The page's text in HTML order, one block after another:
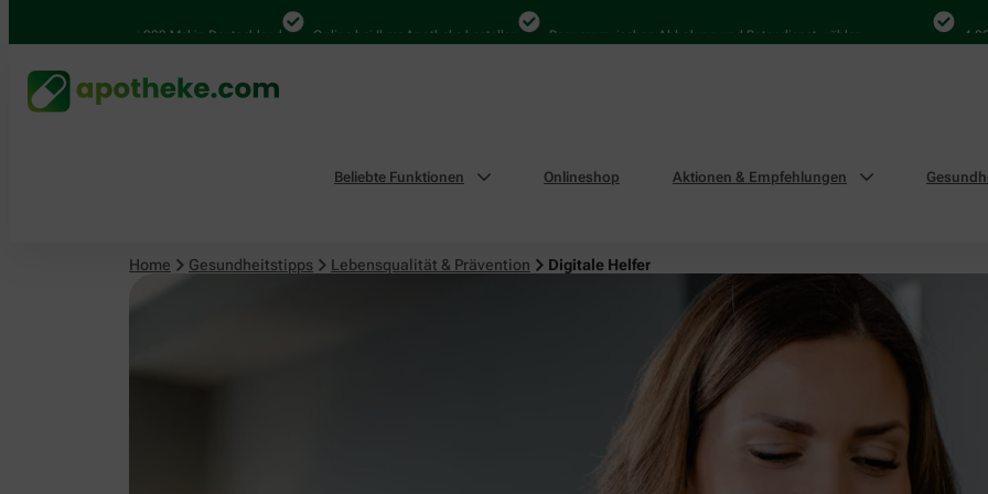
4.000 Mal in Deutschland Online bei Ihrer Apotheke bestellen Bequem zwischen Abholung und Botendienst wählen 4.000
Beliebte Funktionen Onlineshop Aktionen & Empfehlungen
Home Gesundheitstipps Lebensqualität & Prävention Digitale Helfer
Lebensqualität & Prävention